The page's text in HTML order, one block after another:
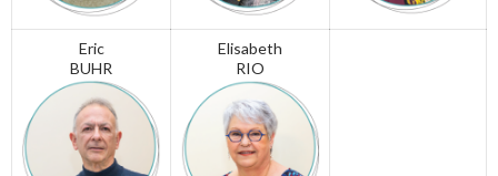
Eric
BUHR
Elisabeth
RIO